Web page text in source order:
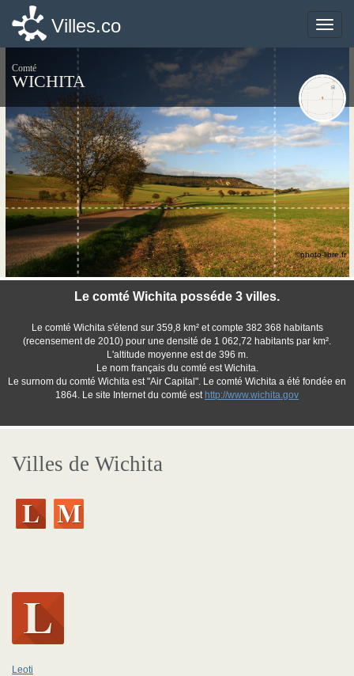
Toggle
Villes.co
Comté
WICHITA
Le comté Wichita posséde 3 villes.
Le comté Wichita s'étend sur 359,8 km² et compte 382 368 habitants
(recensement de 2010) pour une densité de 1 062,72 habitants par km².
L'altitude moyenne est de 396 m.
Le nom français du comté est Wichita.
Le surnom du comté Wichita est "Air Capital". Le comté Wichita a été fondée en
1864. Le site Internet du comté est http://www.wichita.gov
©photo-libre.fr
Villes de Wichita
Leoti
Toggle
Villes.co